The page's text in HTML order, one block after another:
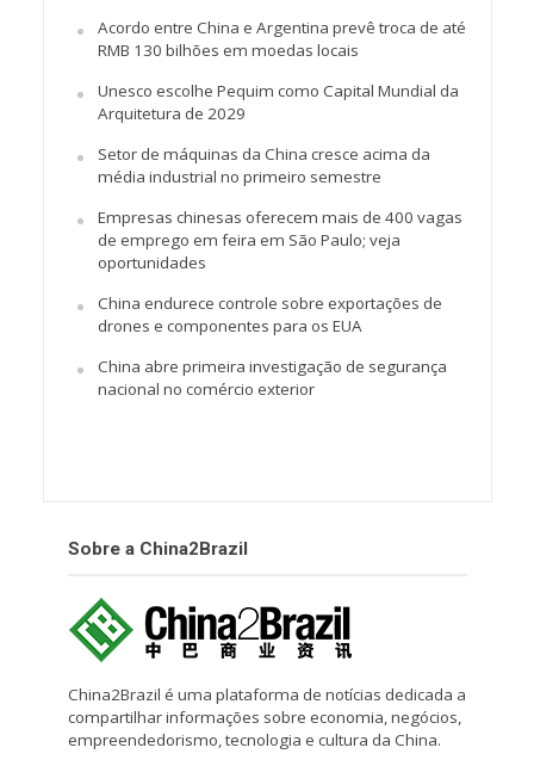
Acordo entre China e Argentina prevê troca de até
RMB 130 bilhões em moedas locais
Unesco escolhe Pequim como Capital Mundial da
Arquitetura de 2029
Setor de máquinas da China cresce acima da
média industrial no primeiro semestre
Empresas chinesas oferecem mais de 400 vagas
de emprego em feira em São Paulo; veja
oportunidades
China endurece controle sobre exportações de
drones e componentes para os EUA
China abre primeira investigação de segurança
nacional no comércio exterior
Sobre a China2Brazil
China2Brazil é uma plataforma de notícias dedicada a
compartilhar informações sobre economia, negócios,
empreendedorismo, tecnologia e cultura da China.